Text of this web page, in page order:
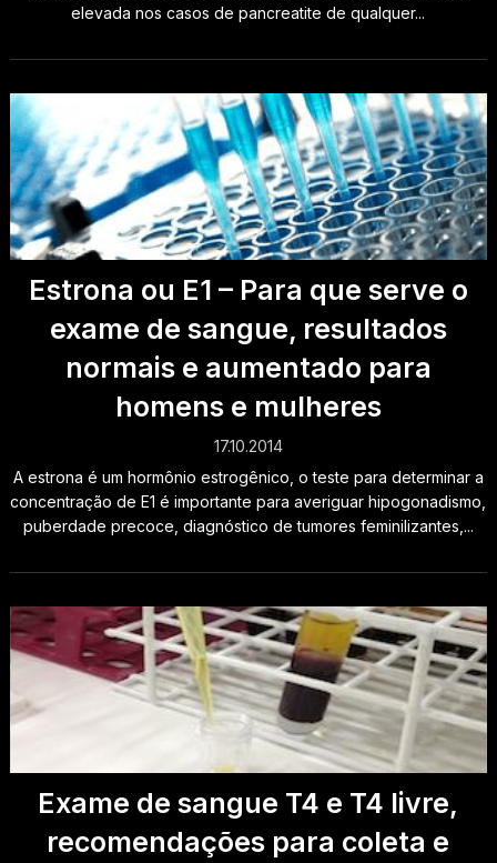
elevada nos casos de pancreatite de qualquer...
Estrona ou E1 – Para que serve o
exame de sangue, resultados
normais e aumentado para
homens e mulheres
17.10.2014
A estrona é um hormônio estrogênico, o teste para determinar a
concentração de E1 é importante para averiguar hipogonadismo,
puberdade precoce, diagnóstico de tumores feminilizantes,...
Exame de sangue T4 e T4 livre,
recomendações para coleta e